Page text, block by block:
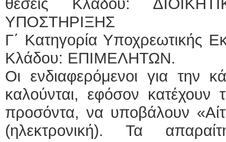
θέσεις Κλάδου:
ΥΠΟΣΤΗΡΙΞΗΣ
Γ΄ Κατηγορία Υποχρεωτικής
Κλάδου: ΕΠΙΜΕΛΗΤΩΝ.
Οι ενδιαφερόμενοι για την
καλούνται, εφόσον κατέχουν
προσόντα, να υποβάλουν
(ηλεκτρονική). Τα